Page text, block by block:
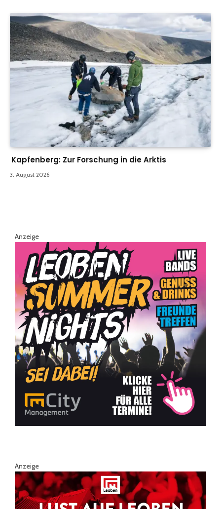
Kapfenberg: Zur Forschung in die Arktis
3. August 2026
Anzeige
Anzeige